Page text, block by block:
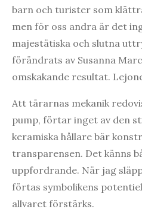
barn och turister som
men för oss andra är det
majestätiska och slutna
förändrats av Susanna
omskakande resultat.
Att tårarnas mekanik
pump, förtar inget av den
keramiska hållare bär
transparensen. Det känns
uppfordrande. När jag
förtas symbolikens
allvaret förstärks.